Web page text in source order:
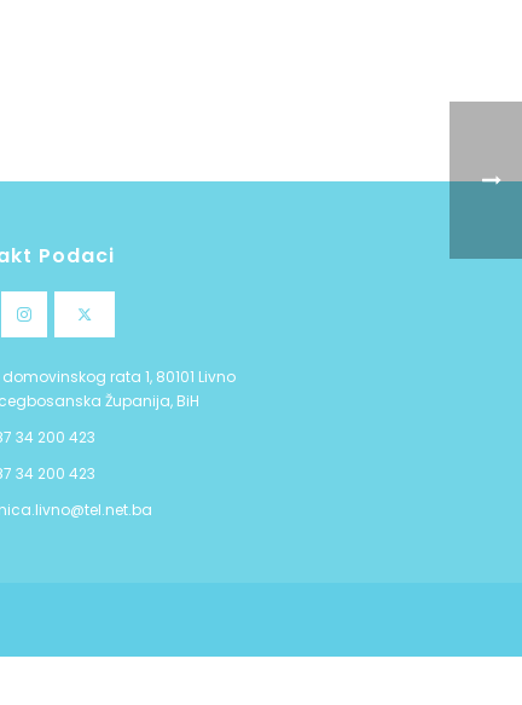
Podaci
rata 1, 80101 Livno
Županija, BiH
34 200 423
34 200 423